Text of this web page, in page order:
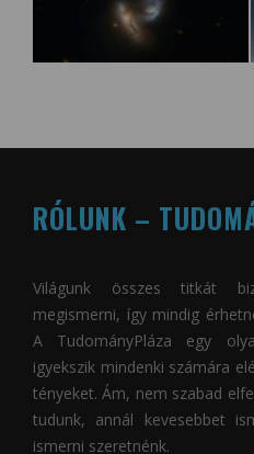
RÓLUNK –
Világunk összes titkát
megismerni, így mindig
A TudományPláza egy
igyekszik mindenki számára
tényeket. Ám, nem szabad
tudunk, annál kevesebbet
ismerni szeretnénk.